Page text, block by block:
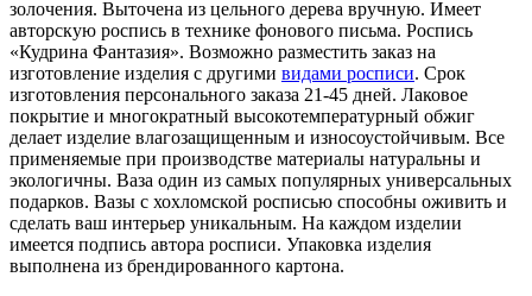
золочения. Выточена из цельного дерева вручную. Имеет
авторскую роспись в технике фонового письма. Роспись
«Кудрина Фантазия». Возможно разместить заказ на
изготовление изделия с другими видами росписи. Срок
изготовления персонального заказа 21-45 дней. Лаковое
покрытие и многократный высокотемпературный обжиг
делает изделие влагозащищенным и износоустойчивым. Все
применяемые при производстве материалы натуральны и
экологичны. Ваза один из самых популярных универсальных
подарков. Вазы с хохломской росписью способны оживить и
сделать ваш интерьер уникальным. На каждом изделии
имеется подпись автора росписи. Упаковка изделия
выполнена из брендированного картона.